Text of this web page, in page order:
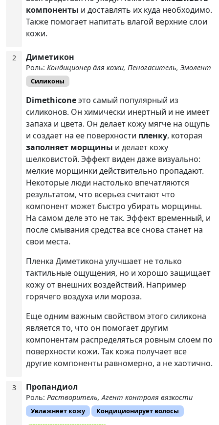
компоненты и доставлять их куда необходимо.
Также помогает напитать влагой верхние слои
кожи.
2 Диметикон
Роль: Кондиционер для кожи, Пеногаситель, Эмолент
Силиконы
Dimethiconeэто самый популярный из
силиконов. Он химически инертный и не имеет
запаха и цвета. Он делает кожу мягче на ощупь
и создает на ее поверхности пленку, которая
заполняет морщины и делает кожу
шелковистой. Эффект виден даже визуально:
мелкие морщинки действительно пропадают.
Некоторые люди настолько впечатляются
результатом, что всерьез считают что
компонент может быстро убирать морщины.
На самом деле это не так. Эффект временный, и
после смывания средства все снова станет на
свои места.
Пленка Диметикона улучшает не только
тактильные ощущения, но и хорошо защищает
кожу от внешних воздействий. Например
горячего воздуха или мороза.
Еще одним важным свойством этого силикона
является то, что он помогает другим
компонентам распределяться ровным слоем по
поверхности кожи. Так кожа получает все
другие компоненты равномерно, а не хаотично.
3 Пропандиол
Роль: Растворитель, Агент контроля вязкости
Увлажняет кожу Кондиционирует волосы